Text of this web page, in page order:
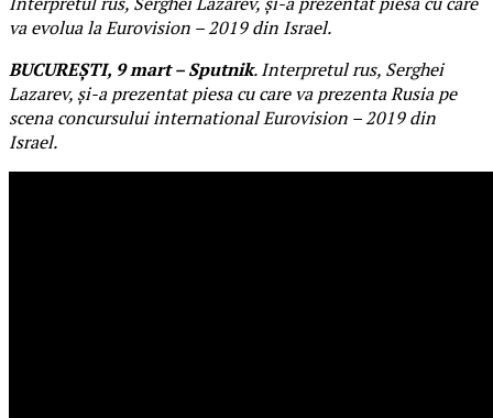
va evolua la Eurovision – 2019 din Israel.
BUCUREȘTI, 9 mart – Sputnik. Interpretul rus, Serghei
Lazarev, și-a prezentat piesa cu care va prezenta Rusia pe
scena concursului international Eurovision – 2019 din
Israel.